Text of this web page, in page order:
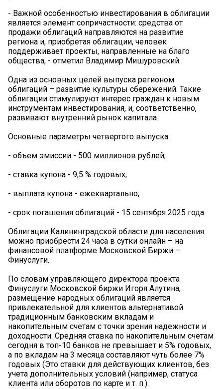
- Важной особенностью инвестирования в облигации
является элемент сопричастности: средства от
продажи облигаций направляются на развитие
региона и, приобретая облигации, человек
поддерживает проекты, направленные на благо
общества, - отметил Владимир Мишуровский.
Одна из основных целей выпуска регионом
облигаций – развитие культуры сбережений. Такие
облигации стимулируют интерес граждан к новым
инструментам инвестирования, и, соответственно,
развивают внутренний рынок капитала.
Основные параметры четвертого выпуска:
- объем эмиссии - 500 миллионов рублей;
- ставка купона - 9,5 % годовых;
- выплата купона - ежеквартально;
- срок погашения облигаций - 15 сентября 2025 года.
Облигации Калининградской области для населения
можно приобрести 24 часа в сутки онлайн – на
финансовой платформе Московской Биржи –
Финуслуги.
По словам управляющего директора проекта
Финуслуги Московской биржи Игоря Алутина,
размещение народных облигаций является
привлекательной для клиентов альтернативой
традиционным банковским вкладам и
накопительным счетам с точки зрения надежности и
доходности. Средняя ставка по накопительным счетам
сегодня в топ-10 банков не превышает и 5% годовых,
а по вкладам на 3 месяца составляют чуть более 7%
годовых (Это ставки для действующих клиентов, без
учета дополнительных условий (например, статуса
клиента или оборотов по карте и т. п.).